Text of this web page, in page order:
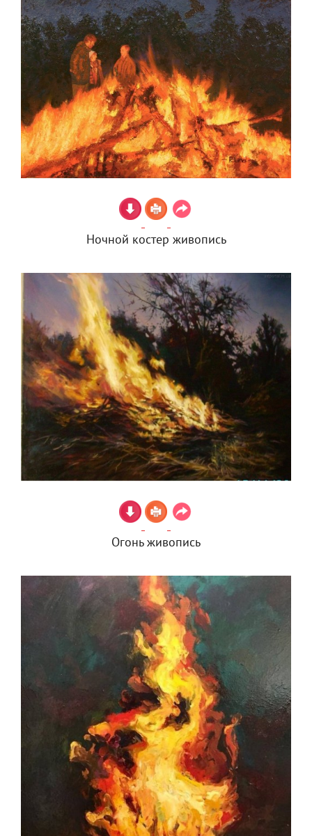
Ночной костер живопись
Огонь живопись